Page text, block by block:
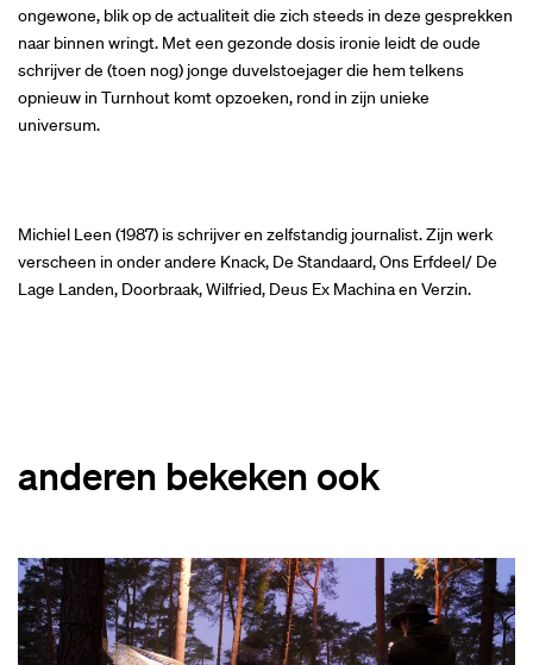
ongewone, blik op de actualiteit die zich steeds in deze gesprekken
naar binnen wringt. Met een gezonde dosis ironie leidt de oude
schrijver de (toen nog) jonge duvelstoejager die hem telkens
opnieuw in Turnhout komt opzoeken, rond in zijn unieke
universum.
Michiel Leen (1987) is schrijver en zelfstandig journalist. Zijn werk
verscheen in onder andere Knack, De Standaard, Ons Erfdeel/ De
Lage Landen, Doorbraak, Wilfried, Deus Ex Machina en Verzin.
anderen bekeken ook